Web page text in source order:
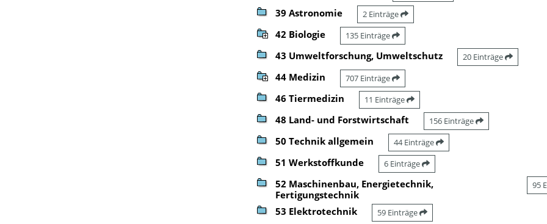
39 Astronomie 2 Einträge
42 Biologie 135 Einträge
43 Umweltforschung, Umweltschutz 20 Einträge
44 Medizin 707 Einträge
46 Tiermedizin 11 Einträge
48 Land- und Forstwirtschaft 156 Einträge
50 Technik allgemein 44 Einträge
51 Werkstoffkunde 6 Einträge
52 Maschinenbau, Energietechnik,
Fertigungstechnik
95
53 Elektrotechnik 59 Einträge